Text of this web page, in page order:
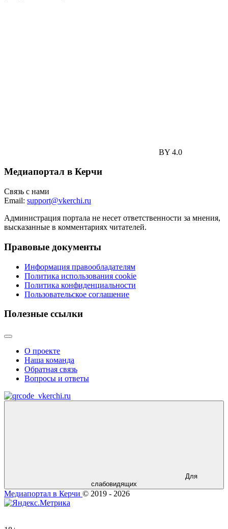
BY 4.0
Медиапортал в Керчи
Связь с нами
Email: support@vkerchi.ru
Администрация портала не несет ответственности за мнения,
высказанные в комментариях читателей.
Правовые документы
Информация правообладателям
Политика использования cookie
Политика конфиденциальности
Пользовательское соглашение
Полезные ссылки
О проекте
Наша команда
Обратная связь
Вопросы и ответы
Для
слабовидящих
Медиапортал в Керчи © 2019 - 2026